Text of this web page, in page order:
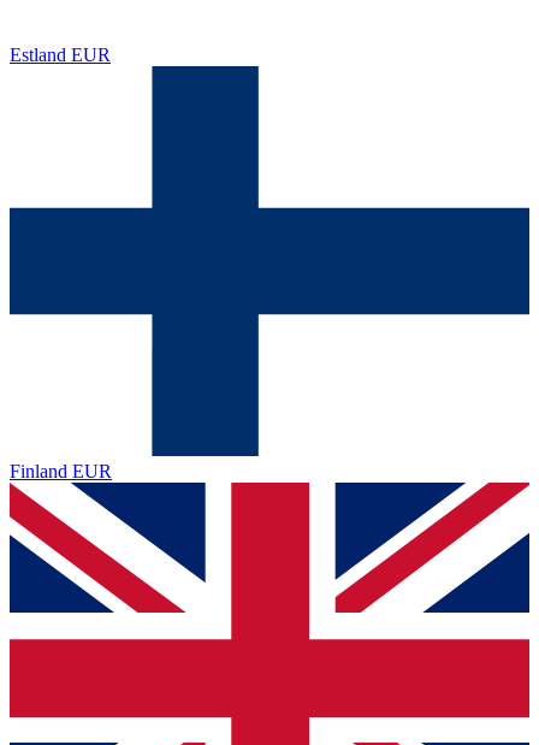
Estland EUR
Finland EUR